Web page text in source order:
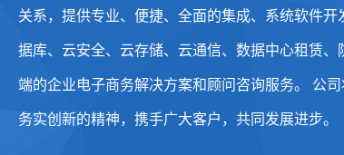
关系，提供专业、便捷、全面的集成、系统软件
据库、云安全、云存储、云通信、数据中心租赁
端的企业电子商务解决方案和顾问咨询服务。 公
务实创新的精神，携手广大客户，共同发展进步。